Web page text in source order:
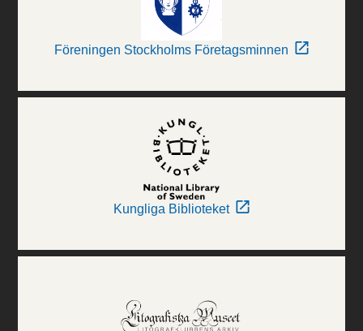
Föreningen Stockholms Företagsminnen
Kungliga Biblioteket